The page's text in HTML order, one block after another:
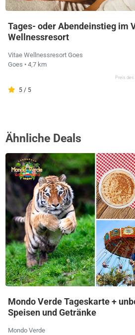
Tages- oder Abendeinstieg im
Wellnessresort
Vitae Wellnessresort Goes
Goes • 4,7 km
5 / 5
Preis
Ähnliche Deals
Mondo Verde Tageskarte +
Speisen und Getränke
Mondo Verde